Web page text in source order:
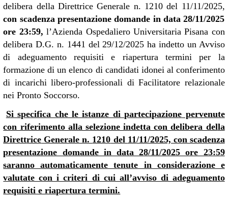
delibera della Direttrice Generale n. 1210 del 11/11/2025,
con scadenza presentazione domande in data28/11/2025
ore 23:59,l’Azienda Ospedaliero Universitaria Pisana con
delibera D.G. n. 1441 del 29/12/2025 ha indetto un Avviso
di adeguamento requisiti e riapertura termini per la
formazione di un elenco di candidati idonei al conferimento
di incarichi libero-professionali di Facilitatore relazionale
nei Pronto Soccorso.
Si specifica che le istanze dipartecipazione pervenute
con riferimento alla selezione indetta con delibera della
Direttrice Generale n. 1210 del 11/11/2025, con scadenza
presentazione domande in data 28/11/2025 ore 23:59
saranno automaticamente tenute in considerazione e
valutate con i criteri di cui all’avviso di adeguamento
requisiti e riapertura termini.